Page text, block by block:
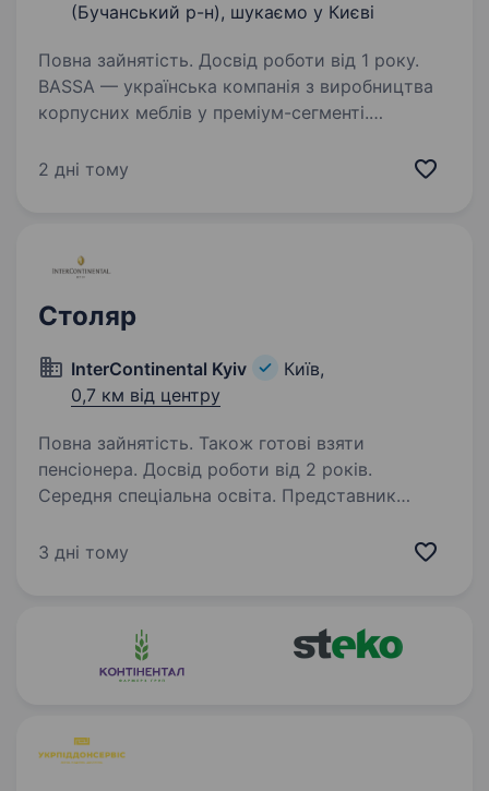
(Бучанський р-н), шукаємо у Києві
Повна зайнятість. Досвід роботи від 1 року.
BASSA — українська компанія з виробництва
корпусних меблів у преміум-сегменті.
задовольняють високі вимоги щодо якості,
2 дні тому
Столяр
InterContinental Kyiv
Київ,
0,7 км від центру
Повна зайнятість. Також готові взяти
пенсіонера. Досвід роботи від 2 років.
Середня спеціальна освіта. Представник
InterContinental Hotels Group, готель
працювати в найпрекраснішому місці України,
де тебе буде…
3 дні тому